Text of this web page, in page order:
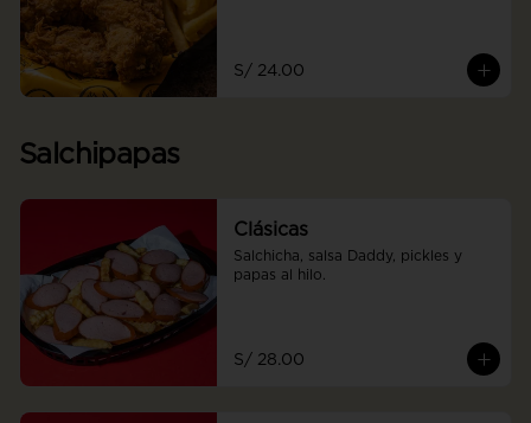
S/ 24.00
Salchipapas
Clásicas
Salchicha, salsa Daddy, pickles y
papas al hilo.
S/ 28.00